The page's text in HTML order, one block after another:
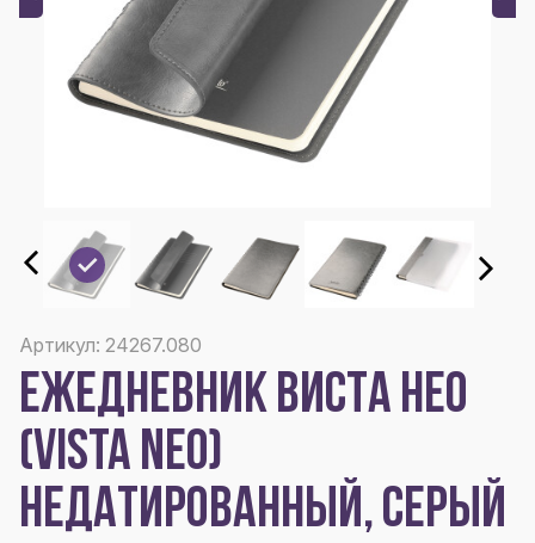
Артикул: 24267.080
ЕЖЕДНЕВНИК ВИСТА НЕО
(VISTA NEO)
НЕДАТИРОВАННЫЙ, СЕРЫЙ